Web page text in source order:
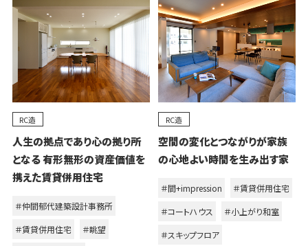
RC造
人生の拠点であり心の拠り所
となる 有形無形の資産価値を
携えた賃貸併用住宅
＃仲間郁代建築設計事務所
＃賃貸併用住宅
＃眺望
RC造
空間の変化とつながりが家族
の心地よい時間を生み出す家
＃間+impression
＃賃貸併用住宅
＃コートハウス
＃小上がり和室
＃スキップフロア